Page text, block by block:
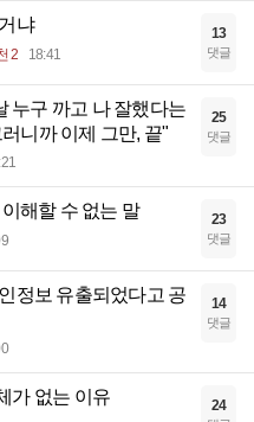
냐
2 18:41
13
댓글
누구 까고 나 잘했다는
니까 이제 그만, 끝"
25
댓글
해할 수 없는 말 23
댓글
정보 유출되었다고 공
14
댓글
가 없는 이유 24